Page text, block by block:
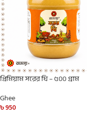
প্রিমিয়াম সরের ঘি – ৫০০ গ্রাম
Ghee
৳950